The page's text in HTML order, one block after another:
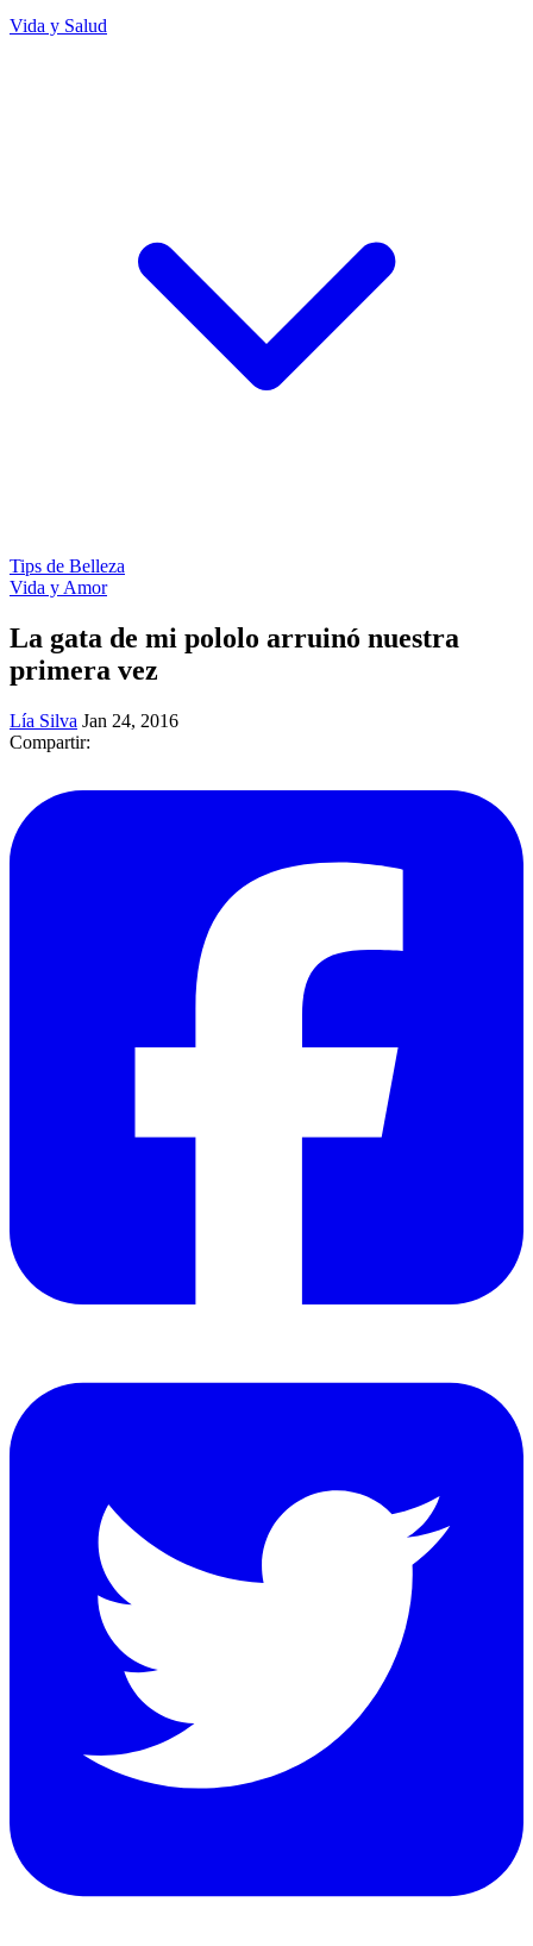
Vida y Salud
Tips de Belleza
Vida y Amor
La gata de mi pololo arruinó nuestra
primera vez
Lía Silva Jan 24, 2016
Compartir: